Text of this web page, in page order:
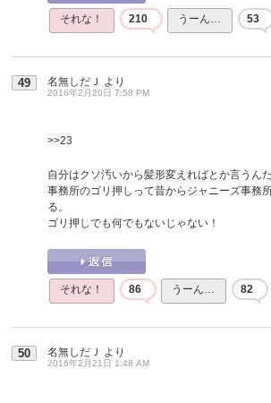
それな！ 210 うーん… 53
49 名無しだＪ より
2016年2月20日 7:58 PM
>>23
自分はクソ汚いから髪形変えればとか言うんだ
事務所のゴリ押しって昔からジャニーズ事務
る。
ゴリ押しでも何でもないじゃない！
それな！ 86 うーん… 82
50 名無しだＪ より
2016年2月21日 1:48 AM